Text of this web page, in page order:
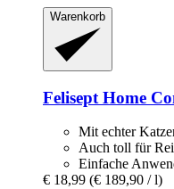
Warenkorb
Felisept Home
Mit echter
Auch toll für
Einfache
€ 18,99 (€ 189,90 / l)